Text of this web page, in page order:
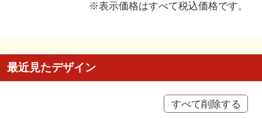
※表示価格はすべて税込価格です。
最近見たデザイン
すべて削除する